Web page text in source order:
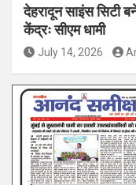
देहरादून साइंस सिटी
केंद्रः सीएम धामी
July 14, 2026